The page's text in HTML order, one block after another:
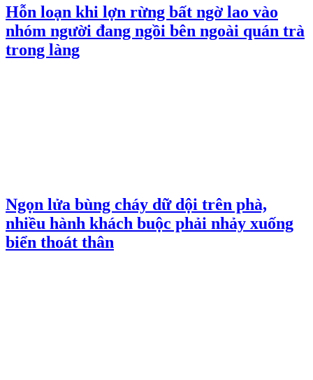
Hỗn loạn khi lợn rừng bất ngờ lao vào
nhóm người đang ngồi bên ngoài quán trà
trong làng
Ngọn lửa bùng cháy dữ dội trên phà,
nhiều hành khách buộc phải nhảy xuống
biển thoát thân